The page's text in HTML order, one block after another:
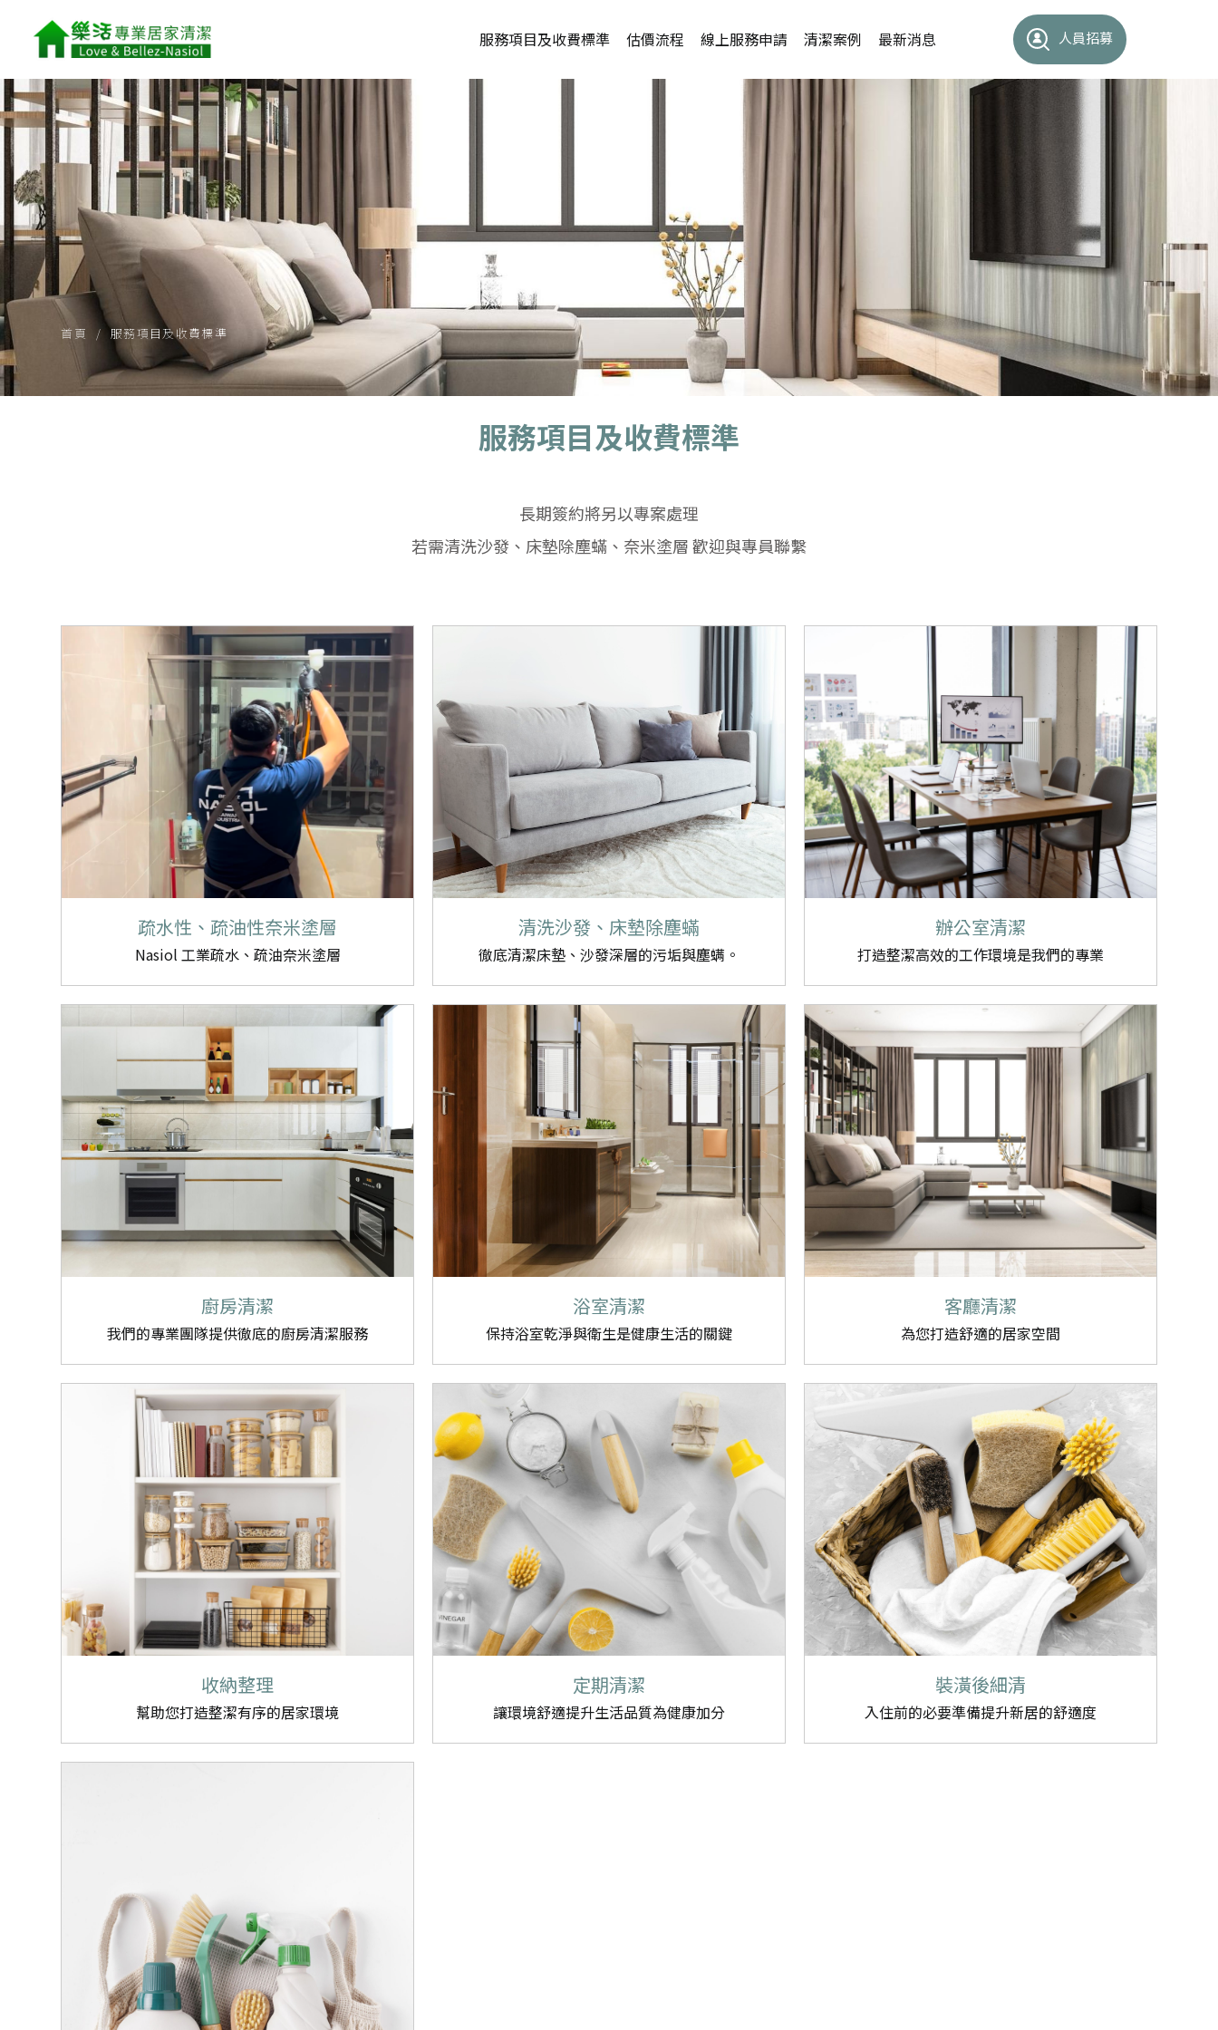
服務項目及收費標準 估價流程 線上服務申請 清潔案例 最新消息 人員招募
首頁 服務項目及收費標準
服務項目及收費標準
長期簽約將另以專案處理
若需清洗沙發、床墊除塵蟎、奈米塗層 歡迎與專員聯繫
疏水性、疏油性奈米塗層
Nasiol 工業疏水、疏油奈米塗層
清洗沙發、床墊除塵蟎
徹底清潔床墊、沙發深層的污垢與塵螨。
辦公室清潔
打造整潔高效的工作環境是我們的專業
廚房清潔
我們的專業團隊提供徹底的廚房清潔服務
浴室清潔
保持浴室乾淨與衛生是健康生活的關鍵
客廳清潔
為您打造舒適的居家空間
收納整理
幫助您打造整潔有序的居家環境
定期清潔
讓環境舒適提升生活品質為健康加分
裝潢後細清
入住前的必要準備提升新居的舒適度